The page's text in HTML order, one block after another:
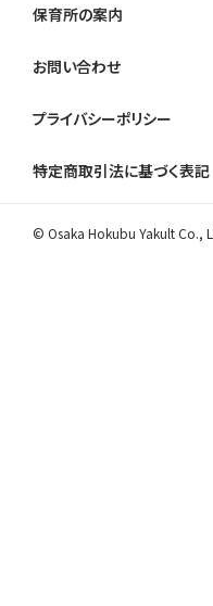
保育所の案内
お問い合わせ
プライバシーポリシー
特定商取引法に基づく表記
© Osaka Hokubu Yakult Co.,